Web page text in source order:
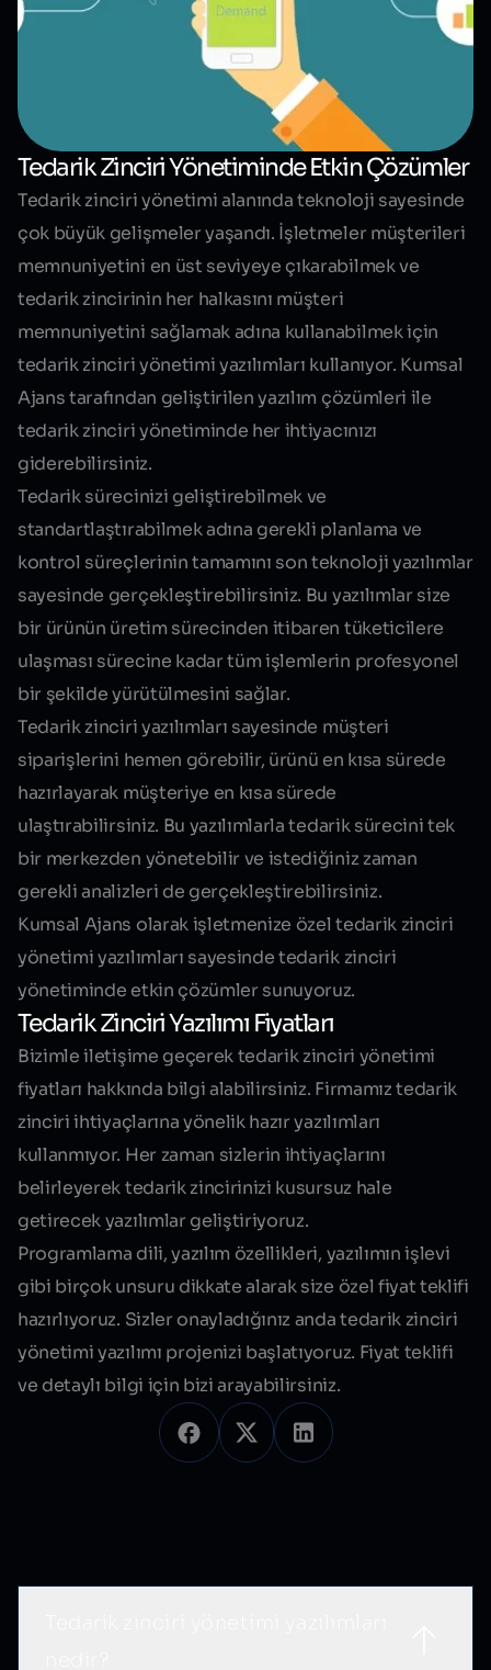
Tedarik Zinciri Yönetiminde Etkin Çözümler
Tedarik zinciri yönetimi alanında teknoloji sayesinde
çok büyük gelişmeler yaşandı. İşletmeler müşterileri
memnuniyetini en üst seviyeye çıkarabilmek ve
tedarik zincirinin her halkasını müşteri
memnuniyetini sağlamak adına kullanabilmek için
tedarik zinciri yönetimi yazılımları kullanıyor. Kumsal
Ajans tarafından geliştirilen yazılım çözümleri ile
tedarik zinciri yönetiminde her ihtiyacınızı
giderebilirsiniz.
Tedarik sürecinizi geliştirebilmek ve
standartlaştırabilmek adına gerekli planlama ve
kontrol süreçlerinin tamamını son teknoloji yazılımlar
sayesinde gerçekleştirebilirsiniz. Bu yazılımlar size
bir ürünün üretim sürecinden itibaren tüketicilere
ulaşması sürecine kadar tüm işlemlerin profesyonel
bir şekildeyürütülmesini sağlar.
Tedarik zinciri yazılımları sayesinde müşteri
siparişlerini hemen görebilir, ürünü en kısa sürede
hazırlayarak müşteriye en kısa sürede
ulaştırabilirsiniz. Bu yazılımlarla tedarik sürecini tek
bir merkezden yönetebilir ve istediğiniz zaman
gerekli analizleri de gerçekleştirebilirsiniz.
Kumsal Ajans olarak işletmenize özel tedarik zinciri
yönetimi yazılımları sayesinde tedarik zinciri
yönetiminde etkin çözümler sunuyoruz.
Tedarik Zinciri Yazılımı Fiyatları
Bizimle iletişime geçerek tedarik zinciri yönetimi
fiyatları hakkında bilgi alabilirsiniz. Firmamız tedarik
zinciri ihtiyaçlarına yönelik hazır yazılımları
kullanmıyor. Her zaman sizlerin ihtiyaçlarını
belirleyerek tedarik zincirinizi kusursuz hale
getirecek yazılımlar geliştiriyoruz.
Programlama dili, yazılım özellikleri, yazılımın işlevi
gibi birçok unsuru dikkate alarak size özel fiyat teklifi
hazırlıyoruz. Sizler onayladığınız anda tedarik zinciri
yönetimi yazılımı projenizi başlatıyoruz. Fiyat teklifi
ve detaylı bilgi için bizi arayabilirsiniz.